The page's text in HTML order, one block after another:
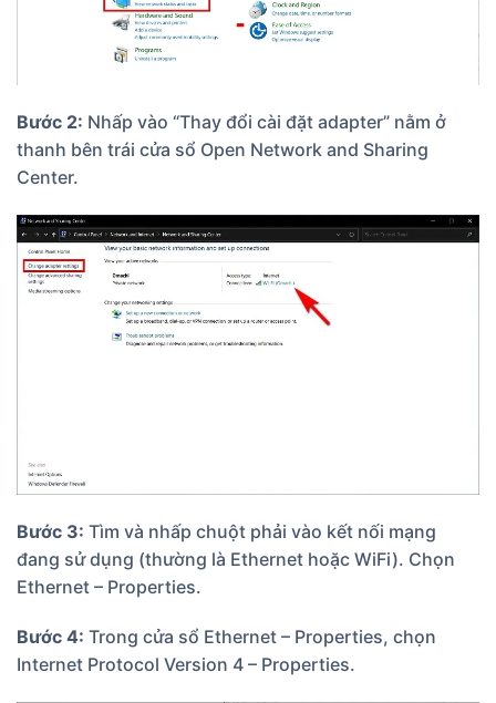
Bước 2: Nhấp vào “Thay đổi cài đặt adapter” nằm ở
thanh bên trái cửa sổ Open Network and Sharing
Center.
Bước 3: Tìm và nhấp chuột phải vào kết nối mạng
đang sử dụng (thường là Ethernet hoặc WiFi). Chọn
Ethernet – Properties.
Bước 4: Trong cửa sổ Ethernet – Properties, chọn
Internet Protocol Version 4 – Properties.